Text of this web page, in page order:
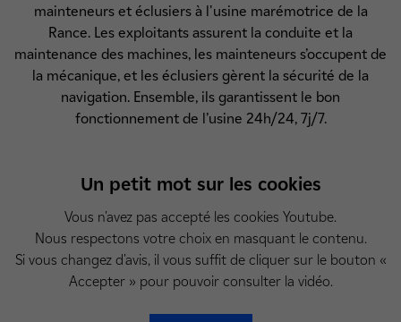
mainteneurs et éclusiers à l'usine marémotrice de la
Rance. Les exploitants assurent la conduite et la
maintenance des machines, les mainteneurs s’occupent de
la mécanique, et les éclusiers gèrent la sécurité de la
navigation. Ensemble, ils garantissent le bon
fonctionnement de l’usine 24h/24, 7j/7.
Un petit mot sur les cookies
Vous n'avez pas accepté les cookies Youtube.
Nous respectons votre choix en masquant le contenu.
Si vous changez d'avis, il vous suffit de cliquer sur le bouton «
Accepter » pour pouvoir consulter la vidéo.